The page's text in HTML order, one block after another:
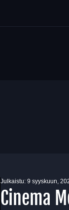
Julkaistu: 9 syyskuun,
Cinema